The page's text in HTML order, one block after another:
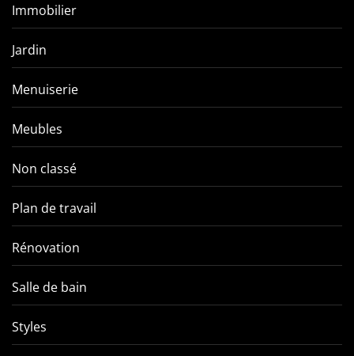
Immobilier
Jardin
Menuiserie
Meubles
Non classé
Plan de travail
Rénovation
Salle de bain
Styles